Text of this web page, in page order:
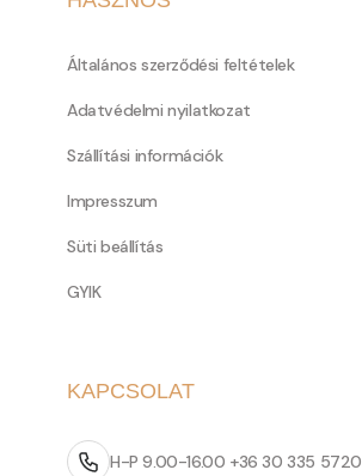
Általános szerződési feltételek
Adatvédelmi nyilatkozat
Szállítási információk
Impresszum
Süti beállítás
GYIK
KAPCSOLAT
H-P 9.00-16.00 +36 30 335 5720